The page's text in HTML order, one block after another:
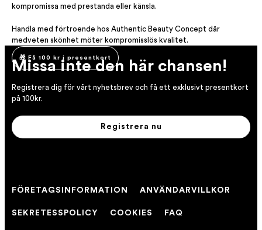
kompromissa med prestanda eller känsla.
Handla med förtroende hos Authentic Beauty Concept där
medveten skönhet möter kompromisslös kvalitet.
🎁 Få 100 kr i presentkort
Missa inte den här chansen!
Registrera dig för vårt nyhetsbrev och få ett exklusivt presentkort
på 100kr.
Registrera nu
FÖRETAGSINFORMATION ANVÄNDARVILLKOR
SEKRETESSPOLICY COOKIES FAQ